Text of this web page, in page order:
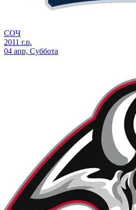
СОЧ
2011 г.р.
04 апр, Суббота